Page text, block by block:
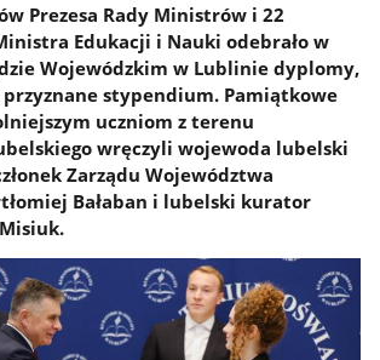
Prezesa Rady Ministrów i 22
Edukacji i Nauki odebrało w
Wojewódzkim w Lublinie dyplomy,
stypendium. Pamiątkowe
uczniom z terenu
wręczyli wojewoda lubelski
Zarządu Województwa
Bałaban i lubelski kurator